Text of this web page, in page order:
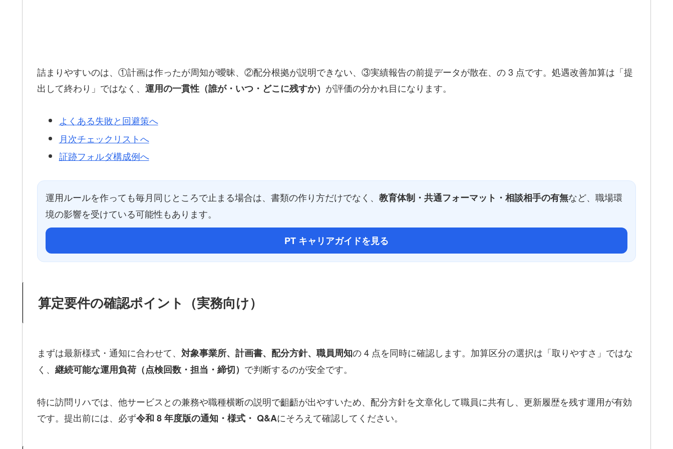
詰まりやすいのは、①計画は作ったが周知が曖昧、②配分根拠が説明できない、③実績報告の前提データが散在、の 3 点です。処遇改善加算は「提
出して終わり」ではなく、 運用の一貫性（誰が・いつ・どこに残すか） が評価の分かれ目になります。
よくある失敗と回避策へ
月次チェックリストへ
証跡フォルダ構成例へ
運用ルールを作っても毎月同じところで止まる場合は、書類の作り方だけでなく、 教育体制・共通フォーマット・相談相手の有無など、職場環
境の影響を受けている可能性もあります。
PT キャリアガイドを見る
算定要件の確認ポイント（実務向け）
まずは最新様式・通知に合わせて、 対象事業所、計画書、配分方針、職員周知の 4 点を同時に確認します。加算区分の選択は「取りやすさ」ではな
く、 継続可能な運用負荷（点検回数・担当・締切） で判断するのが安全です。
特に訪問リハでは、他サービスとの兼務や職種横断の説明で齟齬が出やすいため、配分方針を文章化して職員に共有し、更新履歴を残す運用が有効
です。提出前には、必ず令和 8 年度版の通知・様式・ Q&Aにそろえて確認してください。